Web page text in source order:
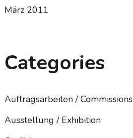
März 2011
Categories
Auftragsarbeiten / Commissions
Ausstellung / Exhibition